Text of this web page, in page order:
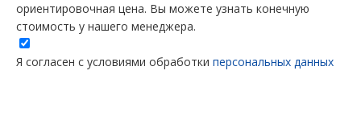
ориентировочная цена. Вы можете узнать конечную
стоимость у нашего менеджера.
Я согласен с условиями обработки персональных данных